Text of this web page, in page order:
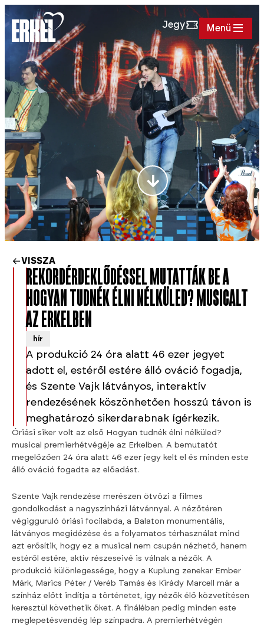
Jegy Menü
VISSZA
REKORDÉRDEKLŐDÉSSEL MUTATTÁK BE A
HOGYAN TUDNÉK ÉLNI NÉLKÜLED? MUSICALT
AZ ERKELBEN
hír
A produkció 24 óra alatt 46 ezer jegyet
adott el, estéről estére álló ováció fogadja,
és Szente Vajk látványos, interaktív
rendezésének köszönhetően hosszú távon is
meghatározó sikerdarabnak ígérkezik.
Óriási siker volt az első Hogyan tudnék élni nélküled?
musical premierhétvégéje az Erkelben. A bemutatót
megelőzően 24 óra alatt 46 ezer jegy kelt el és minden este
álló ováció fogadta az előadást.
Szente Vajk rendezése merészen ötvözi a filmes
gondolkodást a nagyszínházi látvánnyal. A nézőtéren
végigguruló óriási focilabda, a Balaton monumentális,
látványos megidézése és a folyamatos térhasználat mind
azt erősítik, hogy ez a musical nem csupán nézhető, hanem
estéről estére, aktív részeseivé is válnak a nézők. A
produkció különlegessége, hogy a Kuplung zenekar Ember
Márk, Marics Péter / Veréb Tamás és Kirády Marcell már a
színház előtt indítja a történetet, így nézők élő közvetítésen
keresztül követhetik őket. A fináléban pedig minden este
meglepetésvendég lép színpadra. A premierhétvégén